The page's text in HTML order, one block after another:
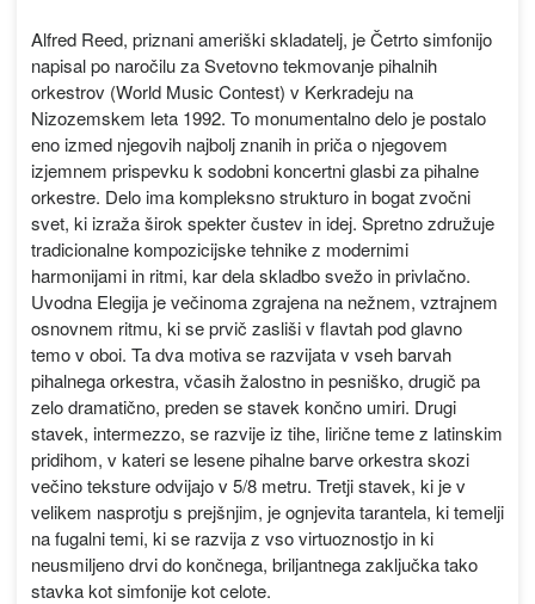
Alfred Reed, priznani ameriški skladatelj, je Četrto simfonijo
napisal po naročilu za Svetovno tekmovanje pihalnih
orkestrov (World Music Contest) v Kerkradeju na
Nizozemskem leta 1992. To monumentalno delo je postalo
eno izmed njegovih najbolj znanih in priča o njegovem
izjemnem prispevku k sodobni koncertni glasbi za pihalne
orkestre. Delo ima kompleksno strukturo in bogat zvočni
svet, ki izraža širok spekter čustev in idej. Spretno združuje
tradicionalne kompozicijske tehnike z modernimi
harmonijami in ritmi, kar dela skladbo svežo in privlačno.
Uvodna Elegija je večinoma zgrajena na nežnem, vztrajnem
osnovnem ritmu, ki se prvič zasliši v flavtah pod glavno
temo v oboi. Ta dva motiva se razvijata v vseh barvah
pihalnega orkestra, včasih žalostno in pesniško, drugič pa
zelo dramatično, preden se stavek končno umiri. Drugi
stavek, intermezzo, se razvije iz tihe, lirične teme z latinskim
pridihom, v kateri se lesene pihalne barve orkestra skozi
večino teksture odvijajo v 5/8 metru. Tretji stavek, ki je v
velikem nasprotju s prejšnjim, je ognjevita tarantela, ki temelji
na fugalni temi, ki se razvija z vso virtuoznostjo in ki
neusmiljeno drvi do končnega, briljantnega zaključka tako
stavka kot simfonije kot celote.